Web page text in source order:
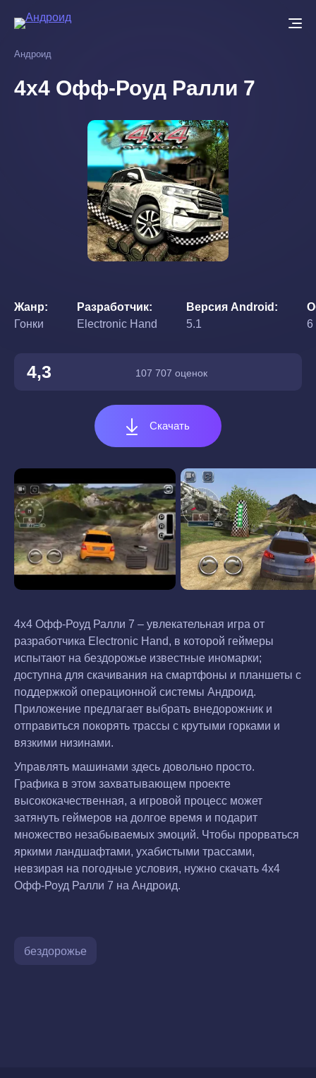
основному
Андроид
4x4 Офф-Роуд Ралли 7
Жанр
Гонки
Разработчик
Electronic Hand
Версия Android
5.1
6
4,3 107 707 оценок
Скачать
4x4 Офф-Роуд Ралли 7 – увлекательная игра от
разработчика Electronic Hand, в которой геймеры
испытают на бездорожье известные иномарки;
доступна для скачивания на смартфоны и планшеты с
поддержкой операционной системы Андроид.
Приложение предлагает выбрать внедорожник и
отправиться покорять трассы с крутыми горками и
вязкими низинами.
Управлять машинами здесь довольно просто.
Графика в этом захватывающем проекте
высококачественная, а игровой процесс может
затянуть геймеров на долгое время и подарит
множество незабываемых эмоций. Чтобы прорваться
яркими ландшафтами, ухабистыми трассами,
невзирая на погодные условия, нужно скачать 4x4
Офф-Роуд Ралли 7 на Андроид.
бездорожье